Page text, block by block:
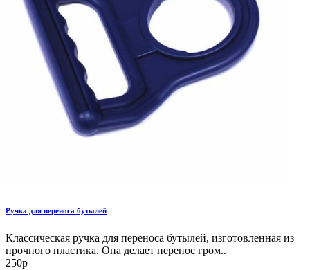
Ручка для переноса бутылей
Классическая ручка для переноса бутылей, изготовленная из
прочного пластика. Она делает перенос гром..
250р